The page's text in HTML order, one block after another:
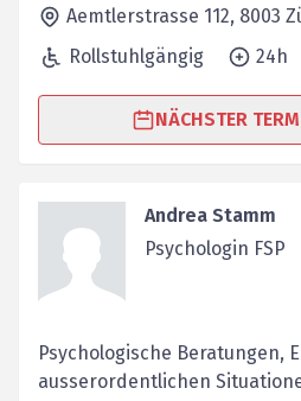
Aemtlerstrasse 112, 8003
Rollstuhlgängig
24h
NÄCHSTER
Andrea Stamm
Psychologin FSP
Psychologische Beratungen,
ausserordentlichen